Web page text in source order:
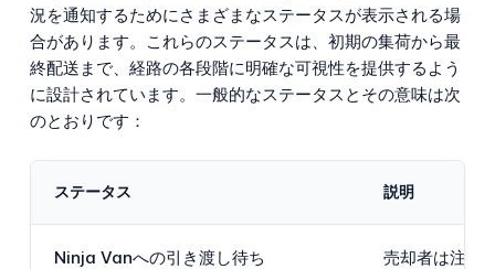
況を通知するためにさまざまなステータスが表示される場
合があります。これらのステータスは、初期の集荷から最
終配送まで、経路の各段階に明確な可視性を提供するよう
に設計されています。一般的なステータスとその意味は次
のとおりです：
ステータス 説明
Ninja Vanへの引き渡し待ち 売却者は注文